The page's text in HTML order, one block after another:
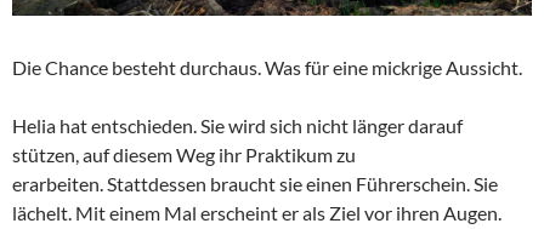
Die Chance besteht durchaus. Was für eine mickrige Aussicht.
Helia hat entschieden. Sie wird sich nicht länger darauf
stützen, auf diesem Weg ihr Praktikum zu
erarbeiten. Stattdessen braucht sie einen Führerschein. Sie
lächelt. Mit einem Mal erscheint er als Ziel vor ihren Augen.